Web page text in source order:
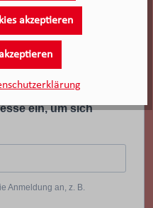
ein, um sich
Anmeldung an, z. B.
akzeptieren